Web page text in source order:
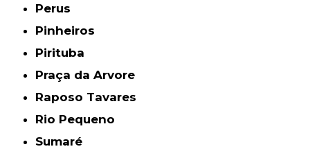
Perus
Pinheiros
Pirituba
Praça da Arvore
Raposo Tavares
Rio Pequeno
Sumaré